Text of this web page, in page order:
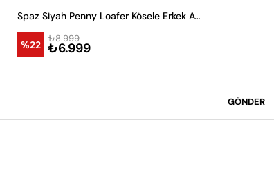
Spaz Siyah Penny Loafer Kösele Erkek Ayakkabı
%22 ₺6.999
₺8.999
GÖNDER